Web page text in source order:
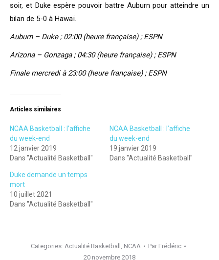
soir, et Duke espère pouvoir battre Auburn pour atteindre un
bilan de 5-0 à Hawaï.
Auburn – Duke ; 02:00 (heure française) ; ESPN
Arizona – Gonzaga ; 04:30 (heure française) ; ESPN
Finale mercredi à 23:00 (heure française) ; ESPN
Articles similaires
NCAA Basketball : l’affiche
du week-end
12 janvier 2019
Dans "Actualité Basketball"
NCAA Basketball : l’affiche
du week-end
19 janvier 2019
Dans "Actualité Basketball"
Duke demande un temps
mort
10 juillet 2021
Dans "Actualité Basketball"
Categories: Actualité Basketball , NCAA Par Frédéric
20 novembre 2018